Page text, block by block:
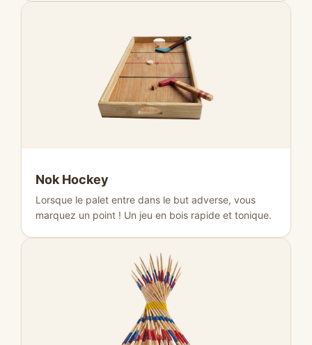
Nok Hockey
Lorsque le palet entre dans le but adverse, vous
marquez un point ! Un jeu en bois rapide et tonique.